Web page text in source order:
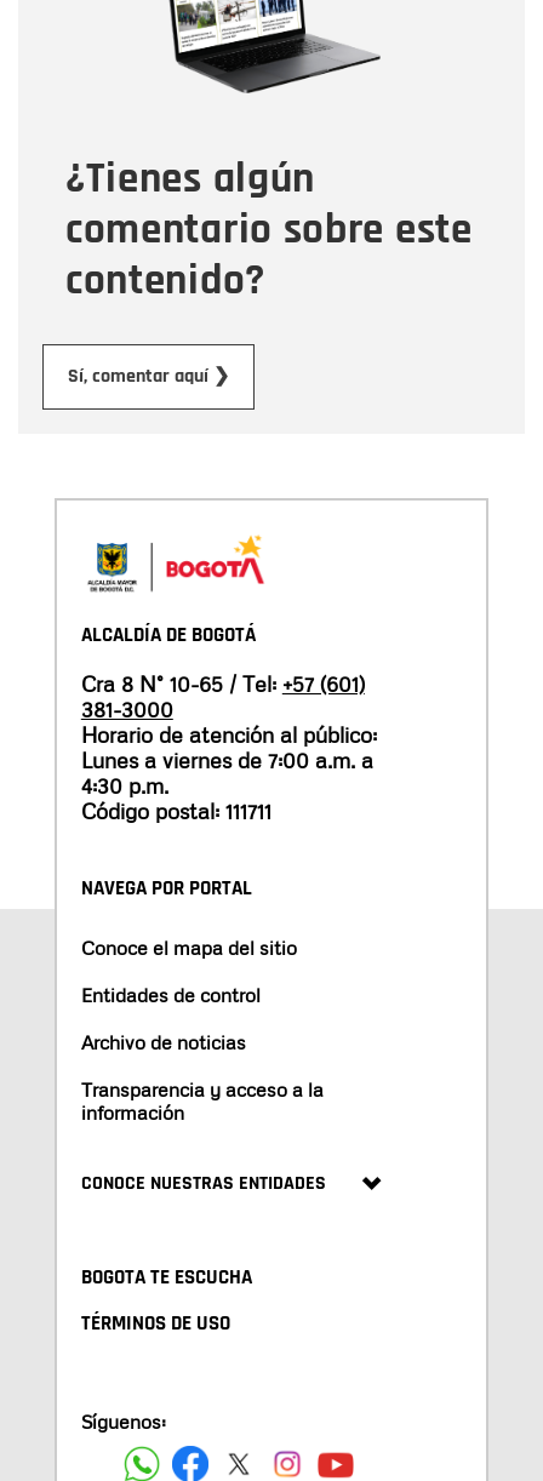
¿Tienes algún
comentario sobre este
contenido?
Sí, comentar aquí ❯
Tipo de comentario
Mensaje
ALCALDÍA DE BOGOTÁ
Cra 8 N° 10-65 / Tel: +57 (601)
381-3000
Horario de atención al público:
Lunes a viernes de 7:00 a.m. a
4:30 p.m.
Código postal: 111711
NAVEGA POR PORTAL
Conoce el mapa del sitio
Entidades de control
Archivo de noticias
Transparencia y acceso a la
información
CONOCE NUESTRAS ENTIDADES
BOGOTA TE ESCUCHA
TÉRMINOS DE USO
Síguenos: